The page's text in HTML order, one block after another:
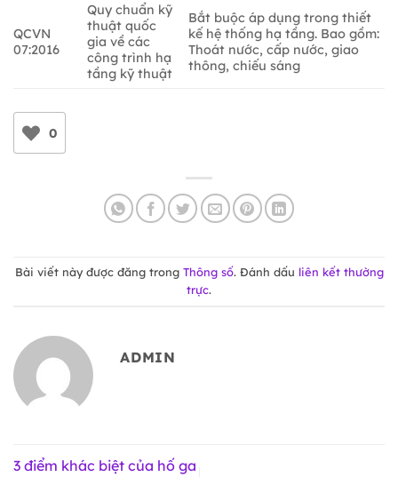
QCVN
07:2016
Quy chuẩn kỹ
thuật quốc
gia về các
công trình hạ
tầng kỹ thuật
Bắt buộc áp dụng trong thiết
kế hệ thống hạ tầng. Bao gồm:
Thoát nước, cấp nước, giao
thông, chiếu sáng
0
Bài viết này được đăng trong Thông số. Đánh dấu liên kết thường
trực.
ADMIN
3 điểm khác biệt của hố ga